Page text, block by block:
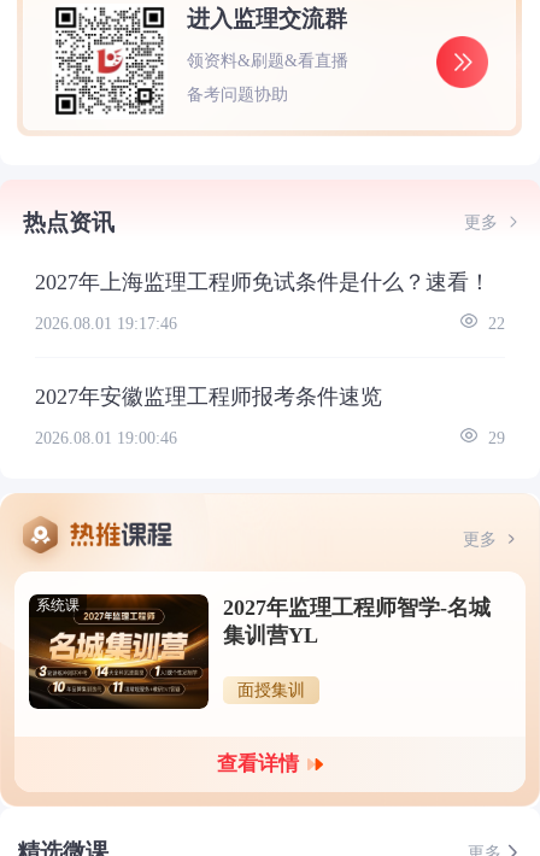
进入监理交流群
领资料&刷题&看直播
备考问题协助
热点资讯 更多
2027年上海监理工程师免试条件是什么？速看！
2026.08.01 19:17:46 22
2027年安徽监理工程师报考条件速览
2026.08.01 19:00:46 29
更多
系统课
2027年监理工程师智学-名城
集训营YL
面授集训
查看详情
更多